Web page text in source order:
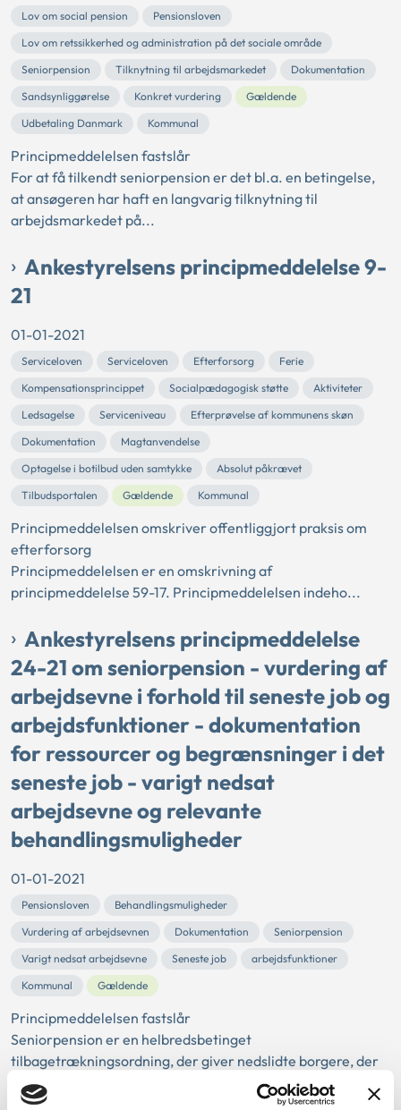
Lov om social pension
Pensionsloven
Lov om retssikkerhed og administration på det sociale område
Seniorpension
Tilknytning til arbejdsmarkedet
Dokumentation
Sandsynliggørelse
Konkret vurdering
Gældende
Udbetaling Danmark
Kommunal
Principmeddelelsen fastslår
For at få tilkendt seniorpension er det bl.a. en betingelse,
at ansøgeren har haft en langvarig tilknytning til
arbejdsmarkedet på...
Ankestyrelsens principmeddelelse 9-
21
01-01-2021
Serviceloven Serviceloven Efterforsorg
Ferie
Kompensationsprincippet
Socialpædagogisk støtte
Aktiviteter
Ledsagelse
Serviceniveau
Efterprøvelse af kommunens skøn
Dokumentation
Magtanvendelse
Optagelse i botilbud uden samtykke
Absolut påkrævet
Tilbudsportalen
Gældende Kommunal
Principmeddelelsen omskriver offentliggjort praksis om
efterforsorg
Principmeddelelsen er en omskrivning af
principmeddelelse 59-17. Principmeddelelsen indeho...
Ankestyrelsens principmeddelelse
24-21 om seniorpension - vurdering af
arbejdsevne i forhold til seneste job og
arbejdsfunktioner - dokumentation
for ressourcer og begrænsninger i det
seneste job - varigt nedsat
arbejdsevne og relevante
behandlingsmuligheder
01-01-2021
Pensionsloven
Behandlingsmuligheder
Vurdering af arbejdsevnen
Dokumentation
Seniorpension
Varigt nedsat arbejdsevne
Seneste job
arbejdsfunktioner
Kommunal
Gældende
Principmeddelelsen fastslår
Seniorpension er en helbredsbetinget
tilbagetrækningsordning, der giver nedslidte borgere, der
har mange års beskæftigelse bag sig...